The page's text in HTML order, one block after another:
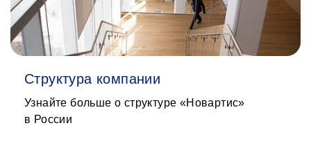
Структура компании
Узнайте больше о структуре «Новартис»
в России